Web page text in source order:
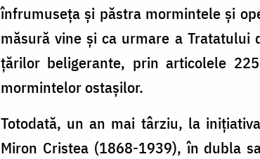
înfrumuseța și păstra mormintele și
măsură vine și ca urmare a
țărilor beligerante, prin articolele
mormintelor ostașilor.
Totodată, un an mai târziu, la
Miron Cristea (1868-1939), în dubla